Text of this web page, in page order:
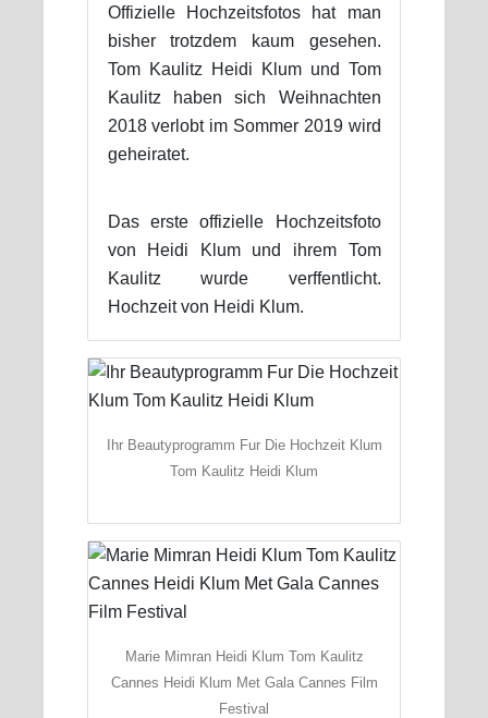
Offizielle Hochzeitsfotos hat man
bisher trotzdem kaum gesehen.
Tom Kaulitz Heidi Klum und Tom
Kaulitz haben sich Weihnachten
2018 verlobt im Sommer 2019 wird
geheiratet.
Das erste offizielle Hochzeitsfoto
von Heidi Klum und ihrem Tom
Kaulitz wurde verffentlicht.
Hochzeit von Heidi Klum.
Ihr Beautyprogramm Fur Die Hochzeit Klum
Tom Kaulitz Heidi Klum
Marie Mimran Heidi Klum Tom Kaulitz
Cannes Heidi Klum Met Gala Cannes Film
Festival